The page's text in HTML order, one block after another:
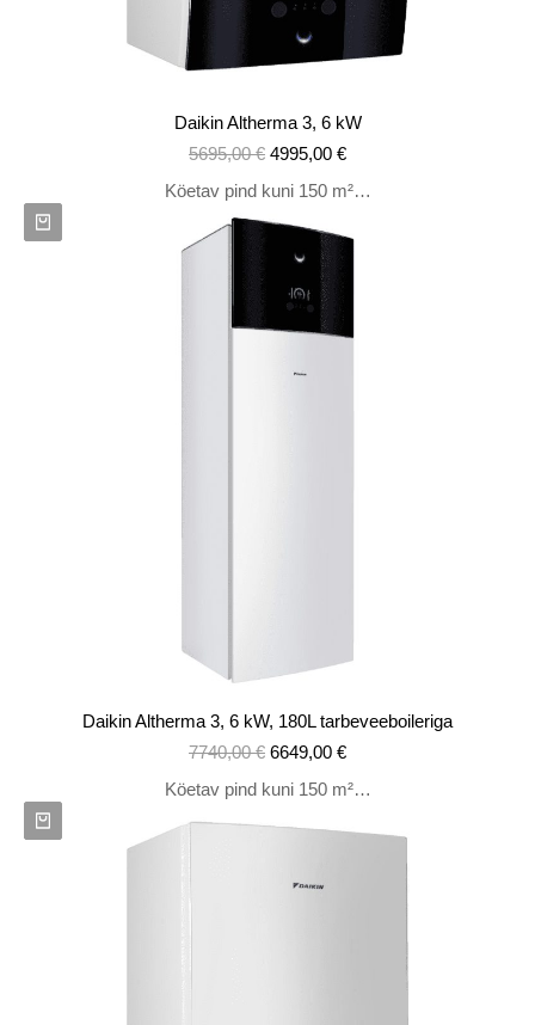
Daikin Altherma 3, 6 kW
5695,00€ 4995,00 €
Köetav pind kuni 150 m²…
Daikin Altherma 3, 6 kW, 180L tarbeveeboileriga
7740,00€ 6649,00 €
Köetav pind kuni 150 m²…